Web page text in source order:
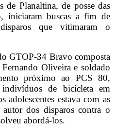
Planaltina, de posse das
iniciaram buscas a fim de
que vitimaram o
GTOP-34 Bravo composta
Oliveira e soldado
próximo ao PCS 80,
de bicicleta em
adolescentes estava com as
autor dos disparos contra o
abordá-los.